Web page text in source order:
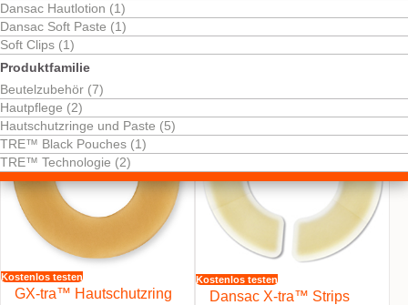
Dansac Hautlotion (1)
Dansac Soft Paste (1)
Soft Clips (1)
Produktfamilie
Beutelzubehör (7)
Hautpflege (2)
Hautschutzringe und Paste (5)
TRE™ Black Pouches (1)
TRE™ Technologie (2)
Kostenlos testen
Stomagürtel schwarz
Kostenlos testen
GX-tra™ Hautschutzring
Kostenlos testen
Dansac X-tra™ Strips